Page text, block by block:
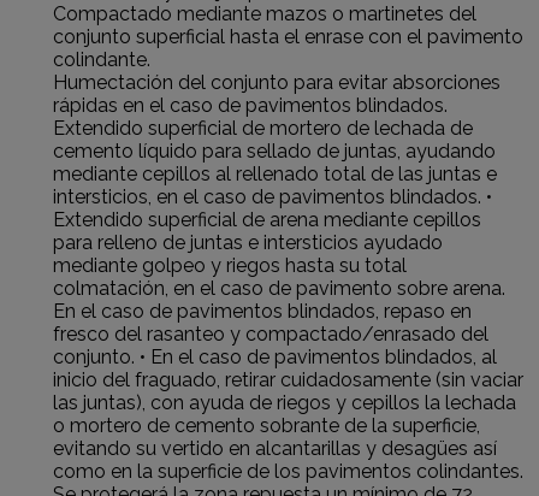
Compactado mediante mazos o martinetes del
conjunto superficial hasta el enrase con el pavimento
colindante.
Humectación del conjunto para evitar absorciones
rápidas en el caso de pavimentos blindados.
Extendido superficial de mortero de lechada de
cemento líquido para sellado de juntas, ayudando
mediante cepillos al rellenado total de las juntas e
intersticios, en el caso de pavimentos blindados. •
Extendido superficial de arena mediante cepillos
para relleno de juntas e intersticios ayudado
mediante golpeo y riegos hasta su total
colmatación, en el caso de pavimento sobre arena.
En el caso de pavimentos blindados, repaso en
fresco del rasanteo y compactado/enrasado del
conjunto. • En el caso de pavimentos blindados, al
inicio del fraguado, retirar cuidadosamente (sin vaciar
las juntas), con ayuda de riegos y cepillos la lechada
o mortero de cemento sobrante de la superficie,
evitando su vertido en alcantarillas y desagües así
como en la superficie de los pavimentos colindantes.